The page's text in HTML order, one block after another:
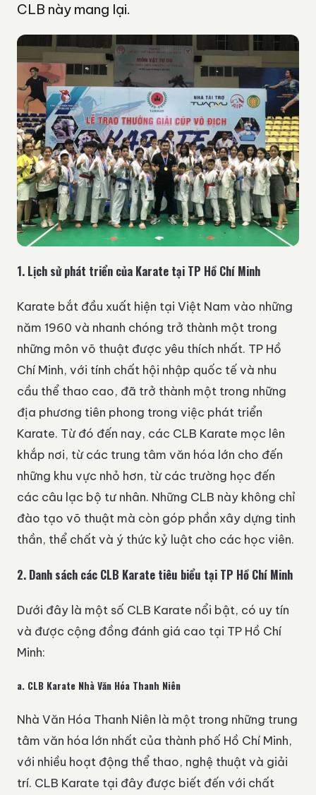
CLB này mang lại.
1. Lịch sử phát triển của Karate tại TP Hồ Chí Minh
Karate bắt đầu xuất hiện tại Việt Nam vào những
năm 1960 và nhanh chóng trở thành một trong
những môn võ thuật được yêu thích nhất. TP Hồ
Chí Minh, với tính chất hội nhập quốc tế và nhu
cầu thể thao cao, đã trở thành một trong những
địa phương tiên phong trong việc phát triển
Karate. Từ đó đến nay, các CLB Karate mọc lên
khắp nơi, từ các trung tâm văn hóa lớn cho đến
những khu vực nhỏ hơn, từ các trường học đến
các câu lạc bộ tư nhân. Những CLB này không chỉ
đào tạo võ thuật mà còn góp phần xây dựng tinh
thần, thể chất và ý thức kỷ luật cho các học viên.
2. Danh sách các CLB Karate tiêu biểu tại TP Hồ Chí Minh
Dưới đây là một số CLB Karate nổi bật, có uy tín
và được cộng đồng đánh giá cao tại TP Hồ Chí
Minh:
a. CLB Karate Nhà Văn Hóa Thanh Niên
Nhà Văn Hóa Thanh Niên là một trong những trung
tâm văn hóa lớn nhất của thành phố Hồ Chí Minh,
với nhiều hoạt động thể thao, nghệ thuật và giải
trí. CLB Karate tại đây được biết đến với chất